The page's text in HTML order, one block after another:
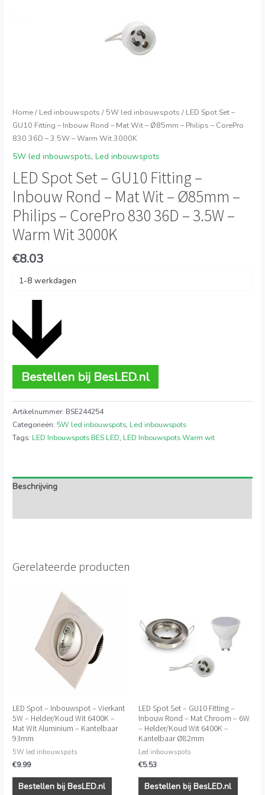
Home/ Led inbouwspots / 5W led inbouwspots / LED Spot Set –
GU10 Fitting – Inbouw Rond – Mat Wit – Ø85mm – Philips – CorePro
830 36D – 3.5W – Warm Wit 3000K
5W led inbouwspots,Led inbouwspots
LED Spot Set – GU10 Fitting –
Inbouw Rond – Mat Wit – Ø85mm –
Philips – CorePro 830 36D – 3.5W –
Warm Wit 3000K
€8.03
1-8 werkdagen
Bestellen bij BesLED.nl
Artikelnummer: BSE244254
Categorieën: 5W led inbouwspots, Led inbouwspots
Tags: LED Inbouwspots BES LED, LED Inbouwspots Warm wit
Beschrijving
Gerelateerde producten
LED Spot – Inbouwspot – Vierkant
5W – Helder/Koud Wit 6400K –
Mat Wit Aluminium – Kantelbaar
93mm
5W led inbouwspots
€9.99
Bestellen bij BesLED.nl
LED Spot Set – GU10 Fitting –
Inbouw Rond – Mat Chroom – 6W
– Helder/Koud Wit 6400K –
Kantelbaar Ø82mm
Led inbouwspots
€5.53
Bestellen bij BesLED.nl